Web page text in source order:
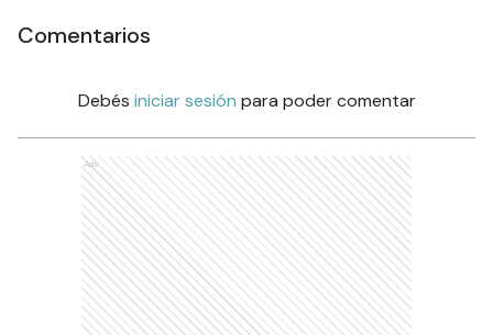
Comentarios
Debés iniciar sesión para poder comentar
Ads